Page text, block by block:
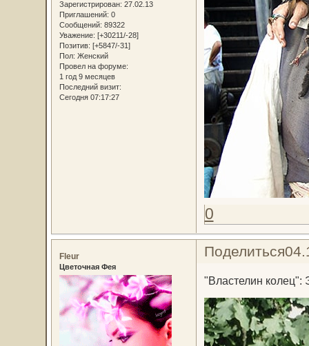
Зарегистрирован: 27.02.13
Приглашений: 0
Сообщений: 89322
Уважение: [+30211/-28]
Позитив: [+5847/-31]
Пол: Женский
Провел на форуме:
1 год 9 месяцев
Последний визит:
Сегодня 07:17:27
0
Поделиться
Fleur
Цветочная Фея
"Властелин колец":